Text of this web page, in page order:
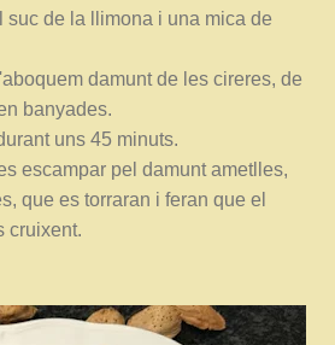
suc de la llimona i una mica de
damunt de les cireres, de
banyades.
uns 45 minuts.
escampar pel damunt ametlles,
que es torraran i feran que el
cruixent.